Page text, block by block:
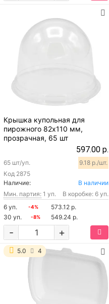
Крышка купольная для
пирожного 82х110 мм,
прозрачная, 65 шт
597.00 р.
Код 2875
65 шт/уп. 9.18 р./шт.
Наличие:
В наличии
Мин. партия: 1 уп.
В коробке: 6 уп.
6 уп.
-4%
573.12 р.
30 уп.
-8% 549.24 р.
+
-
5.0 4